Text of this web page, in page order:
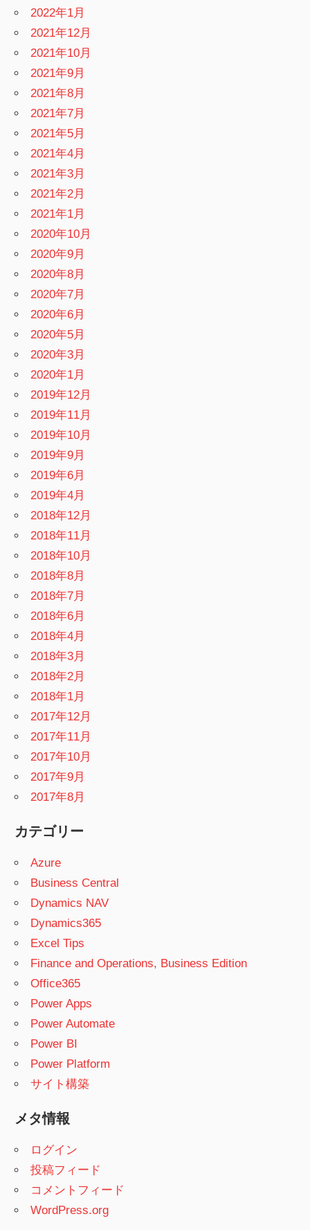
2022年1月
2021年12月
2021年10月
2021年9月
2021年8月
2021年7月
2021年5月
2021年4月
2021年3月
2021年2月
2021年1月
2020年10月
2020年9月
2020年8月
2020年7月
2020年6月
2020年5月
2020年3月
2020年1月
2019年12月
2019年11月
2019年10月
2019年9月
2019年6月
2019年4月
2018年12月
2018年11月
2018年10月
2018年8月
2018年7月
2018年6月
2018年4月
2018年3月
2018年2月
2018年1月
2017年12月
2017年11月
2017年10月
2017年9月
2017年8月
カテゴリー
Azure
Business Central
Dynamics NAV
Dynamics365
Excel Tips
Finance and Operations, Business Edition
Office365
Power Apps
Power Automate
Power BI
Power Platform
サイト構築
メタ情報
ログイン
投稿フィード
コメントフィード
WordPress.org